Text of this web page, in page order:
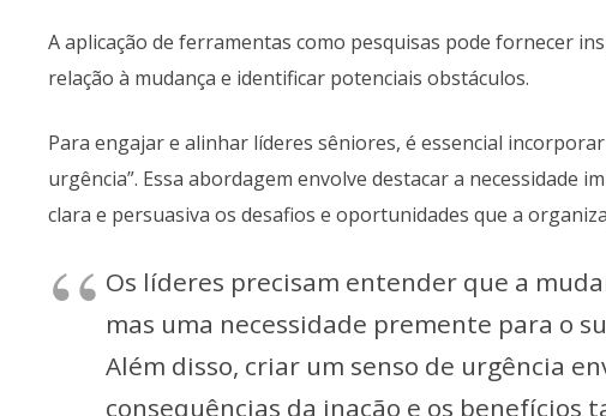
A aplicação de ferramentas como pesquisas pode fornecer
relação à mudança e identificar potenciais obstáculos.
Para engajar e alinhar líderes sêniores, é essencial
urgência”. Essa abordagem envolve destacar a necessidade
clara e persuasiva os desafios e oportunidades que a
Os líderes precisam entender que a
mas uma necessidade premente para o
Além disso, criar um senso de urgência
consequências da inação e os benefícios